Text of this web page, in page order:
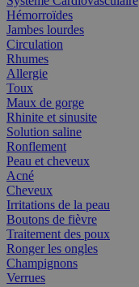
Hémorroïdes
Jambes lourdes
Circulation
Rhumes
Allergie
Toux
Maux de gorge
Rhinite et sinusite
Solution saline
Ronflement
Peau et cheveux
Acné
Cheveux
Irritations de la peau
Boutons de fièvre
Traitement des poux
Ronger les ongles
Champignons
Verrues